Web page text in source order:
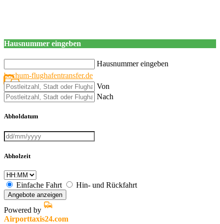
Hausnummer eingeben
Hausnummer eingeben
bochum-flughafentransfer.de
Von
Nach
Abholdatum
Abholzeit
Einfache Fahrt Hin- und Rückfahrt
Angebote anzeigen
Powered by
Airporttaxis24.com